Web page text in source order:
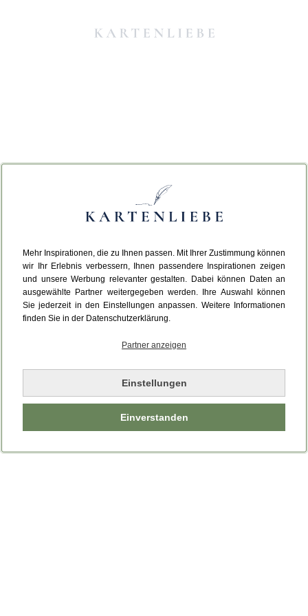
Mehr Inspirationen, die zu Ihnen passen. Mit Ihrer Zustimmung können
wir Ihr Erlebnis verbessern, Ihnen passendere Inspirationen zeigen
und unsere Werbung relevanter gestalten. Dabei können Daten an
ausgewählte Partner weitergegeben werden. Ihre Auswahl können
Sie jederzeit in den Einstellungen anpassen. Weitere Informationen
finden Sie in der Datenschutzerklärung.
Partner anzeigen
Einstellungen
Einverstanden
Da ist etwas schiefgelaufen.
Leider ist ein technischer Fehler aufgetreten.
Bitte laden Sie die Seite neu.